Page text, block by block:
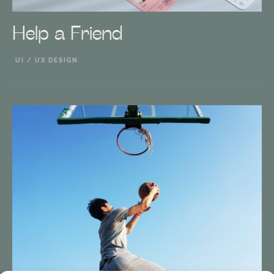
Help a Friend
UI / UX DESIGN